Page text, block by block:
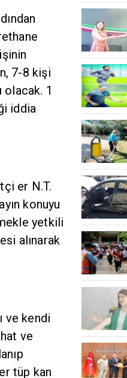
7-8 kişi
olacak. 1
iddia
er N.T.
konuyu
yetkili
alınarak
ve kendi
ve
tüp kan